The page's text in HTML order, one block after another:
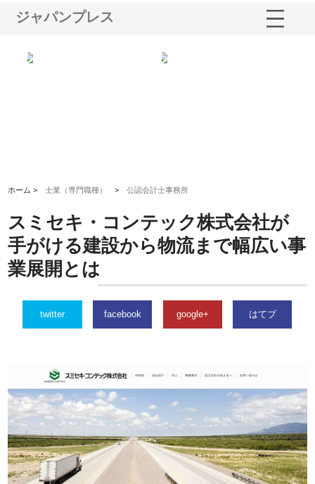
ジャパンプレス
ホーム >士業（専門職種） >公認会計士事務所
スミセキ・コンテック株式会社が
手がける建設から物流まで幅広い事
業展開とは
twitter facebook google+ はてブ